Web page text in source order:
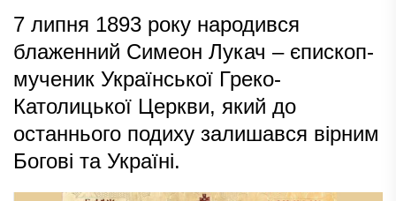
7 липня 1893 року народився
блаженний Симеон Лукач – єпископ-
мученик Української Греко-
Католицької Церкви, який до
останнього подиху залишався вірним
Богові та Україні.